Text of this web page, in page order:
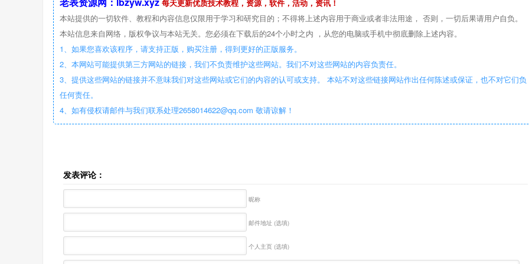
每天更新优质技术教程，资源，软件，活动，资讯！
本站提供的一切软件、教程和内容信息仅限用于学习和研究目的；不得将上述内容用于商业或者非法用途， 否则，一切后果请用户自负。
本站信息来自网络，版权争议与本站无关。您必须在下载后的24个小时之内 ，从您的电脑或手机中彻底删除上述内容。
1、如果您喜欢该程序，请支持正版，购买注册，得到更好的正版服务。
2、本网站可能提供第三方网站的链接，我们不负责维护这些网站。我们不对这些网站的内容负责任。
3、提供这些网站的链接并不意味我们对这些网站或它们的内容的认可或支持。 本站不对这些链接网站作出任何陈述或保证，也不对它们负
任何责任。
4、如有侵权请邮件与我们联系处理2658014622@qq.com 敬请谅解！
发表评论：
昵称
邮件地址 (选填)
个人主页 (选填)